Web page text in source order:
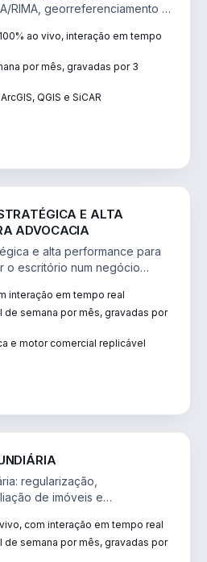
RIMA, georreferenciamento e
ao vivo, interação em tempo
por mês, gravadas por 3
QGIS e SiCAR
E ALTA
ADVOCACIA
e alta performance para
o escritório num negócio
interação em tempo real
de semana por mês, gravadas por
e motor comercial replicável
regularização,
de imóveis e
com interação em tempo real
de semana por mês, gravadas por